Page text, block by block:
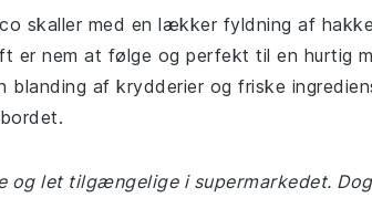
skaller med en lækker fyldning af
er nem at følge og perfekt til en hurtig
af krydderier og friske
og let tilgængelige i supermarkedet.